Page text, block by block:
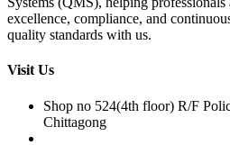
excellence, compliance, and
quality standards with us.
Visit Us
Shop no 524(4th floor) R/F
Chittagong